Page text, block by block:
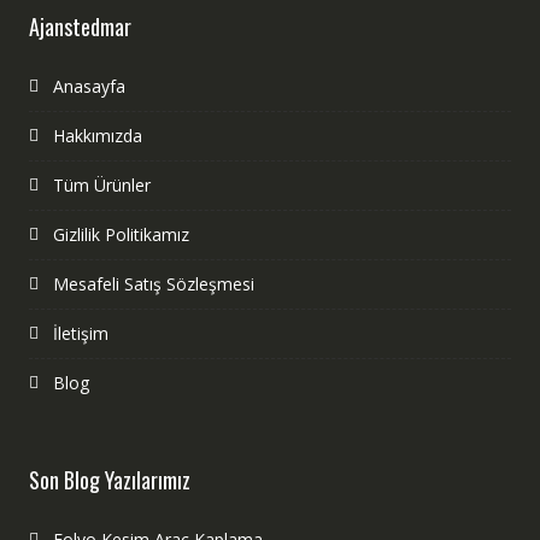
Ajanstedmar
Anasayfa
Hakkımızda
Tüm Ürünler
Gizlilik Politikamız
Mesafeli Satış Sözleşmesi
İletişim
Blog
Son Blog Yazılarımız